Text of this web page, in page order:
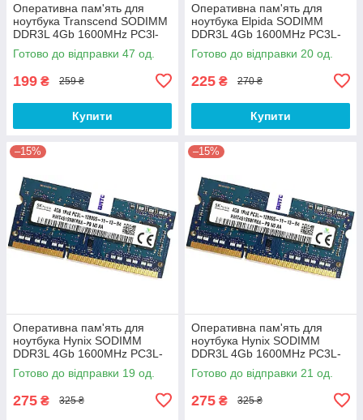
Оперативна пам'ять для
ноутбука Transcend SODIMM
DDR3L 4Gb 1600MHz PC3l-
12800S 1R8 CL11
(TS512MSK64W6H) Б/В
Готово до відправки 47 од.
199 ₴ 259 ₴
Купити
Оперативна пам'ять для
ноутбука Elpida SODIMM
DDR3L 4Gb 1600MHz PC3L-
12800s 1R8 CL11
(EBJ40UG8EFU0-GN-F) Б/В
Готово до відправки 20 од.
225 ₴ 270 ₴
Купити
–15%
Оперативна пам'ять для
ноутбука Hynix SODIMM
DDR3L 4Gb 1600MHz PC3L-
12800s 1R8 CL11
(HMT451S6BFR8A-PB N0 AA)
Готово до відправки 19 од.
275 ₴ 325 ₴
–15%
Оперативна пам'ять для
ноутбука Hynix SODIMM
DDR3L 4Gb 1600MHz PC3L-
12800s 1R8 CL11
(HMT451S6BFR8A-PB N0 AA)
Готово до відправки 21 од.
275 ₴ 325 ₴